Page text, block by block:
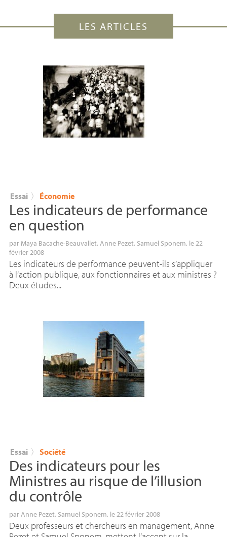
LES ARTICLES
Essai 〉 Économie
Les indicateurs de performance
en question
par Maya Bacache-Beauvallet, Anne Pezet, Samuel Sponem, le 22
février 2008
Les indicateurs de performance peuvent-ils s’appliquer
à l’action publique, aux fonctionnaires et aux ministres ?
Deux études...
Essai 〉 Société
Des indicateurs pour les
Ministres au risque de l’illusion
du contrôle
par Anne Pezet, Samuel Sponem, le 22 février 2008
Deux professeurs et chercheurs en management, Anne